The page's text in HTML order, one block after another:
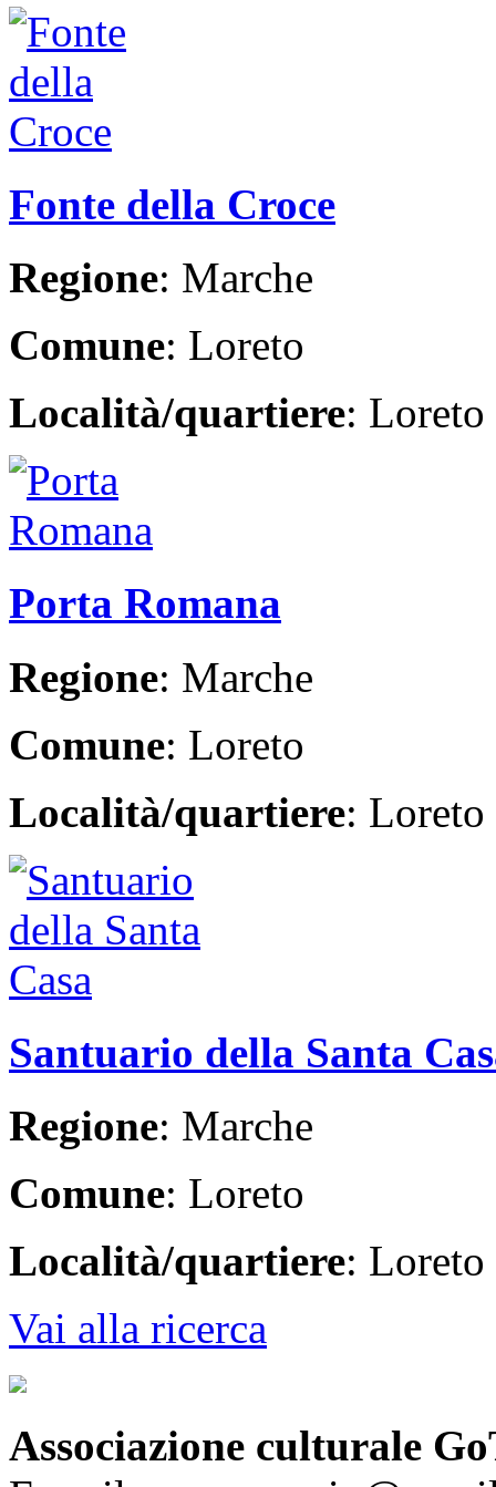
Fonte della Croce
Regione: Marche
Comune: Loreto
Località/quartiere: Loreto
Porta Romana
Regione: Marche
Comune: Loreto
Località/quartiere: Loreto
Santuario della Santa
Regione: Marche
Comune: Loreto
Località/quartiere: Loreto
Vai alla ricerca
Associazione culturale